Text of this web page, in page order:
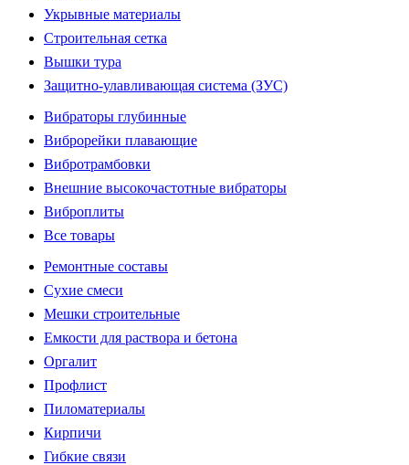
Укрывные материалы
Строительная сетка
Вышки тура
Защитно-улавливающая система (ЗУС)
Вибраторы глубинные
Виброрейки плавающие
Вибротрамбовки
Внешние высокочастотные вибраторы
Виброплиты
Все товары
Ремонтные составы
Сухие смеси
Мешки строительные
Емкости для раствора и бетона
Оргалит
Профлист
Пиломатериалы
Кирпичи
Гибкие связи